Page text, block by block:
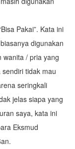
Pakai”. Kata ini
digunakan
wanita / pria yang
sendiri tidak mau
seringkali
jelas siapa yang
saya, kata ini
Eksmud